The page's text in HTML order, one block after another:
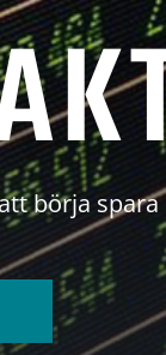
börja spara